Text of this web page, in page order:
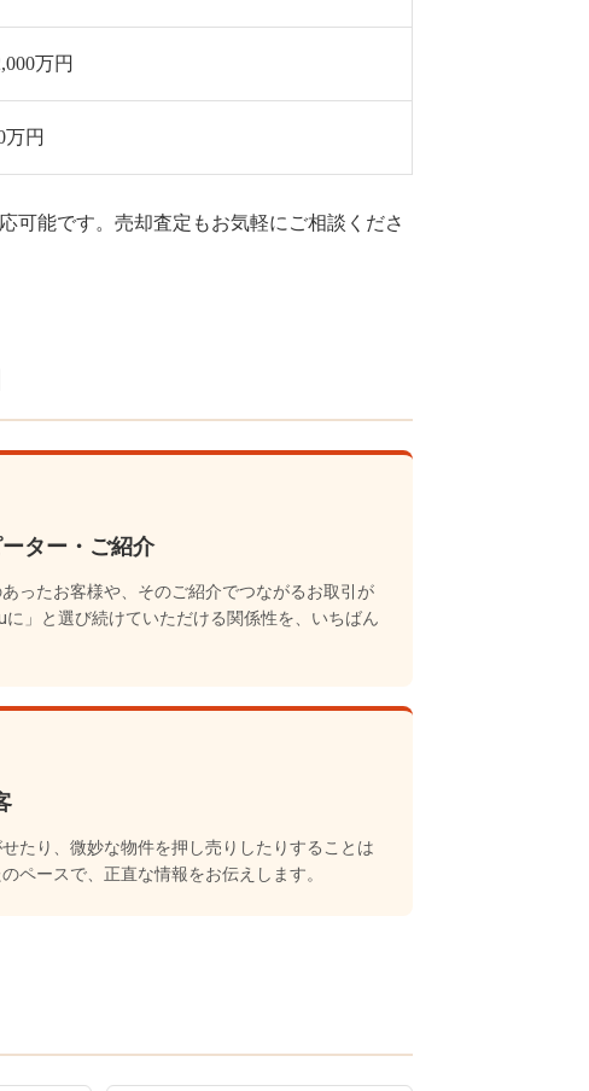
万円
万円
可能です。売却査定もお気軽にご相談くださ
ター・ご紹介
ったお客様や、そのご紹介でつながるお取引が
」と選び続けていただける関係性を、いちばん
せたり、微妙な物件を押し売りしたりすることは
ペースで、正直な情報をお伝えします。